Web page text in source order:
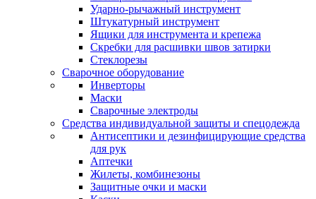
Ударно-рычажный инструмент
Штукатурный инструмент
Ящики для инструмента и крепежа
Скребки для расшивки швов затирки
Стеклорезы
Сварочное оборудование
Инверторы
Маски
Сварочные электроды
Средства индивидуальной защиты и спецодежда
Антисептики и дезинфицирующие средства
для рук
Аптечки
Жилеты, комбинезоны
Защитные очки и маски